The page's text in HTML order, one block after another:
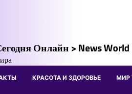
Онлайн > News World
КРАСОТА И ЗДОРОВЬЕ МИР